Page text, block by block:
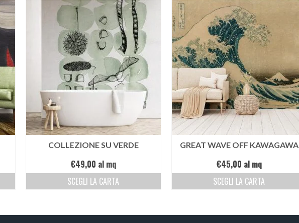
COLLEZIONE SU VERDE
€49,00 al mq
SCEGLI LA CARTA
GREAT WAVE OFF KAWAGAWA
€45,00 al mq
SCEGLI LA CARTA